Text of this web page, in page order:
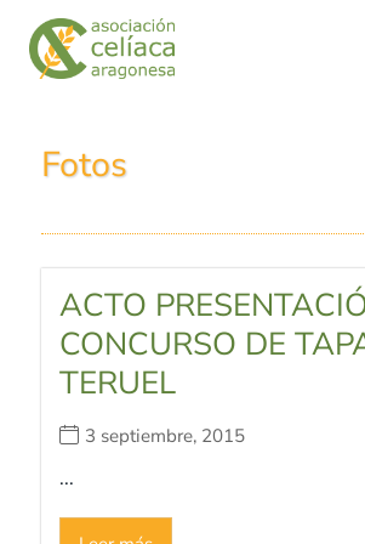
Fotos
ACTO
CONCURSO DE
TERUEL
3 septiembre, 2015
...